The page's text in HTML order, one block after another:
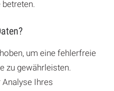
betreten.
um eine fehlerfreie
zu gewährleisten.
Analyse Ihres